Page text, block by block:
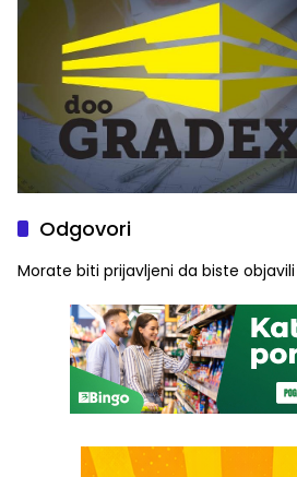
Odgovori
Morate biti prijavljeni da biste